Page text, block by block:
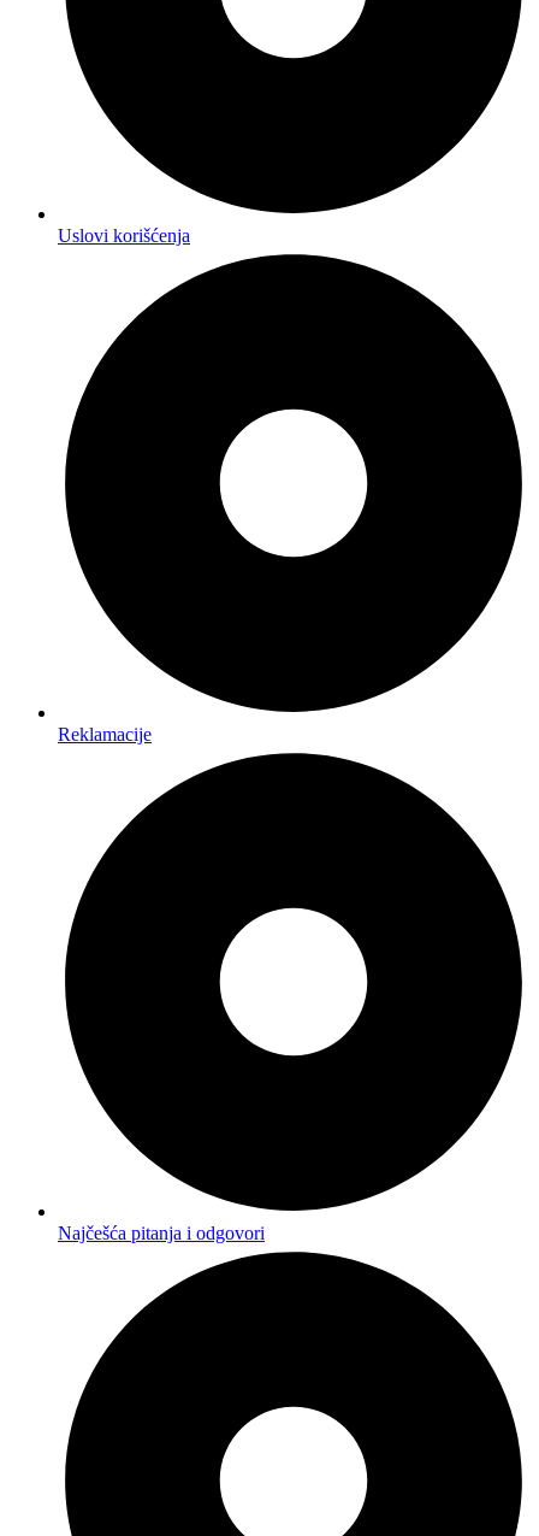
Uslovi korišćenja
Reklamacije
Najčešća pitanja i odgovori